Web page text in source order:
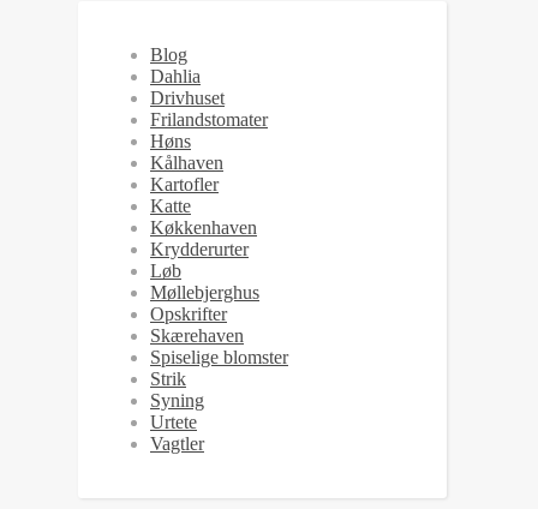
Blog
Dahlia
Drivhuset
Frilandstomater
Høns
Kålhaven
Kartofler
Katte
Køkkenhaven
Krydderurter
Løb
Møllebjerghus
Opskrifter
Skærehaven
Spiselige blomster
Strik
Syning
Urtete
Vagtler